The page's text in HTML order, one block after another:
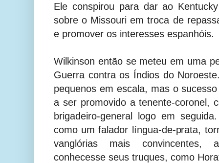
Ele conspirou para dar ao
sobre o Missouri em troca de
e promover os interesses espanhóis.
Wilkinson então se meteu em uma
Guerra contra os Índios do
pequenos em escala, mas o
a ser promovido a tenente-coronel,
brigadeiro-general logo em
como um falador língua-de-prata,
vanglórias mais
conhecesse seus truques, como